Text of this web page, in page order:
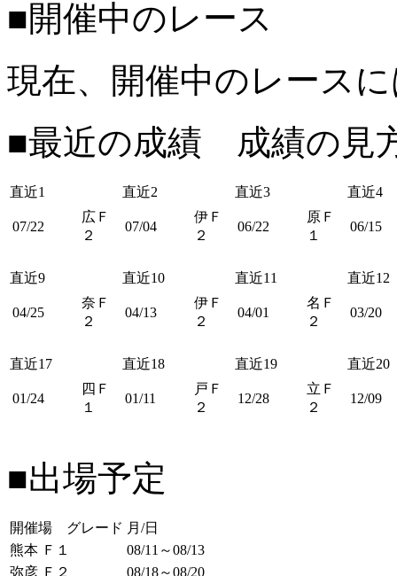
■開催中のレース
現在、開催中のレース
■最近の成績 成績の見
直近1 直近2 直近3 直近4
07/22
広Ｆ
２
07/04
伊Ｆ
２
06/22
原Ｆ
１
06/15
直近9 直近10 直近11 直近12
04/25
奈Ｆ
２
04/13
伊Ｆ
２
04/01
名Ｆ
２
03/20
直近17 直近18 直近19 直近20
01/24
四Ｆ
１
01/11
戸Ｆ
２
12/28
立Ｆ
２
12/09
■出場予定
開催場 グレード 月/日
熊本 Ｆ１
08/11～08/13
弥彦 Ｆ２
08/18～08/20